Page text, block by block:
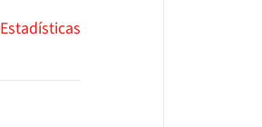
Estadísticas